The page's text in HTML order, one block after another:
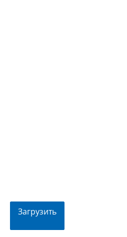
Загрузить